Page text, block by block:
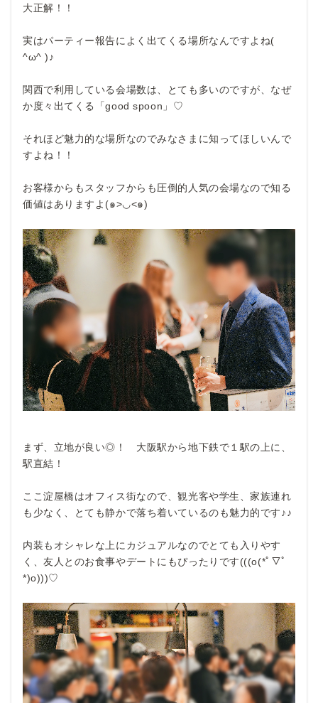
大正解！！
実はパーティー報告によく出てくる場所なんですよね(
^ω^ )♪
関西で利用している会場数は、とても多いのですが、なぜ
か度々出てくる「good spoon」♡
それほど魅力的な場所なのでみなさまに知ってほしいんで
すよね！！
お客様からもスタッフからも圧倒的人気の会場なので知る
価値はありますよ(๑>◡<๑)
まず、立地が良い◎！ 大阪駅から地下鉄で１駅の上に、
駅直結！
ここ淀屋橋はオフィス街なので、観光客や学生、家族連れ
も少なく、とても静かで落ち着いているのも魅力的です♪♪
内装もオシャレな上にカジュアルなのでとても入りやす
く、友人とのお食事やデートにもぴったりです(((o(*ﾟ▽ﾟ
*)o)))♡